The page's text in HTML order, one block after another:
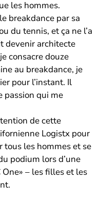
les hommes.
breakdance par sa
du tennis, et ça ne l’a
devenir architecte
consacre douze
au breakdance, je
pour l’instant. Il
passion qui me
de cette
Logistx pour
tous les hommes et se
podium lors d’une
– les filles et les